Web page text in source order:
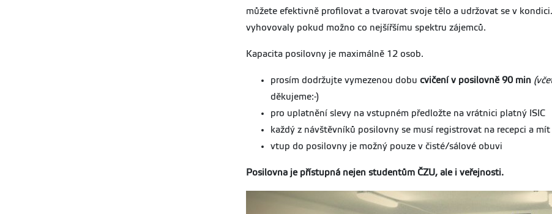
můžete efektivně profilovat a tvarovat svoje tělo a udržovat se v
vyhovovaly pokud možno co nejšířšímu spektru zájemců.
Kapacita posilovny je maximálně 12 osob.
prosím dodržujte vymezenou dobu cvičení v posilovně 90 min
děkujeme:-)
pro uplatnění slevy na vstupném předložte na vrátnici platný ISIC
každý z návštěvníků posilovny se musí registrovat na recepci a
vtup do posilovny je možný pouze v čisté/sálové obuvi
Posilovna je přístupná nejen studentům ČZU, ale i veřejnosti.